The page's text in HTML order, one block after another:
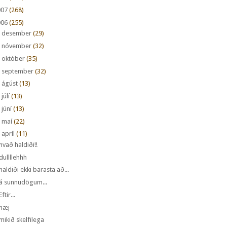
(268)
(255)
desember (29)
nóvember (32)
október (35)
september (32)
ágúst (13)
júlí (13)
júní (13)
maí (22)
apríl (11)
hvað haldiði!!
haldiði ekki barasta að...
á sunnudögum...
skelfilega